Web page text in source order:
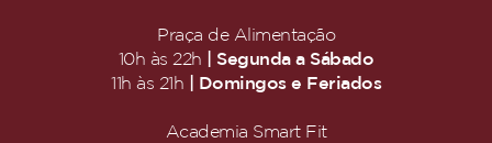
Praça de Alimentação
10h às 22h
| Segunda a Sábado
11h às 21h
| Domingos e Feriados
Academia Smart Fit